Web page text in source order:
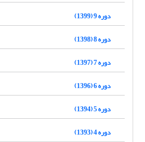
دوره 9 (1399)
دوره 8 (1398)
دوره 7 (1397)
دوره 6 (1396)
دوره 5 (1394)
دوره 4 (1393)